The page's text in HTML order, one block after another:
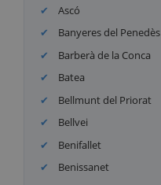
Ascó
Banyeres del Penedès
Barberà de la Conca
Batea
Bellmunt del Priorat
Bellvei
Benifallet
Benissanet